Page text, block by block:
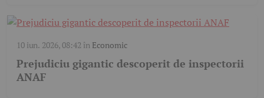
10 iun. 2026, 08:42 în Economic
Prejudiciu gigantic descoperit de inspectorii
ANAF